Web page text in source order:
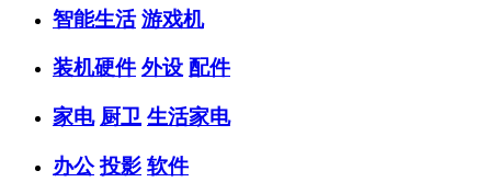
智能生活 游戏机
装机硬件 外设 配件
家电 厨卫 生活家电
办公 投影 软件